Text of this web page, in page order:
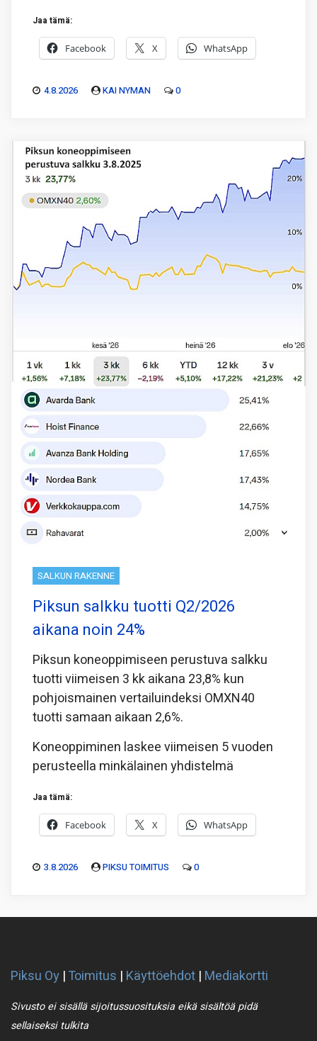
Jaa tämä:
Facebook X WhatsApp
4.8.2026 KAI NYMAN 0
SALKUN RAKENNE
Piksun salkku tuotti Q2/2026
aikana noin 24%
Piksun koneoppimiseen perustuva salkku
tuotti viimeisen 3 kk aikana 23,8% kun
pohjoismainen vertailuindeksi OMXN40
tuotti samaan aikaan 2,6%.
Koneoppiminen laskee viimeisen 5 vuoden
perusteella minkälainen yhdistelmä
Jaa tämä:
Facebook X WhatsApp
3.8.2026 PIKSU TOIMITUS 0
Piksu Oy |Toimitus | Käyttöehdot | Mediakortti
Sivusto ei sisällä sijoitussuosituksia eikä sisältöä pidä
sellaiseksi tulkita